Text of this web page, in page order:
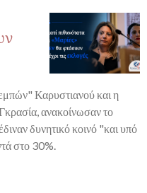
Καρυστιανού και η
ανακοίνωσαν το
δυνητικό κοινό "και υπό
στο 30%.